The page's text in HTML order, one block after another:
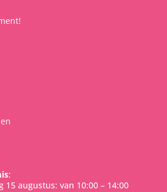
:
15 augustus: van 10:00 – 14:00